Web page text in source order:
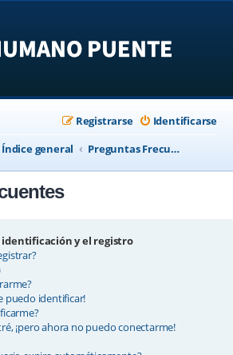
Identificarse
Registrarse
Índice general Preguntas Frecuentes
identificación y el registro
puedo identificar!
¡pero ahora no puedo conectarme!